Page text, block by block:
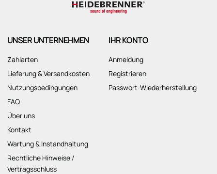
UNSER UNTERNEHMEN
Zahlarten
Lieferung & Versandkosten
Nutzungsbedingungen
FAQ
Über uns
Kontakt
Wartung & Instandhaltung
Rechtliche Hinweise /
Vertragsschluss
IHR KONTO
Anmeldung
Registrieren
Passwort-Wiederherstellung